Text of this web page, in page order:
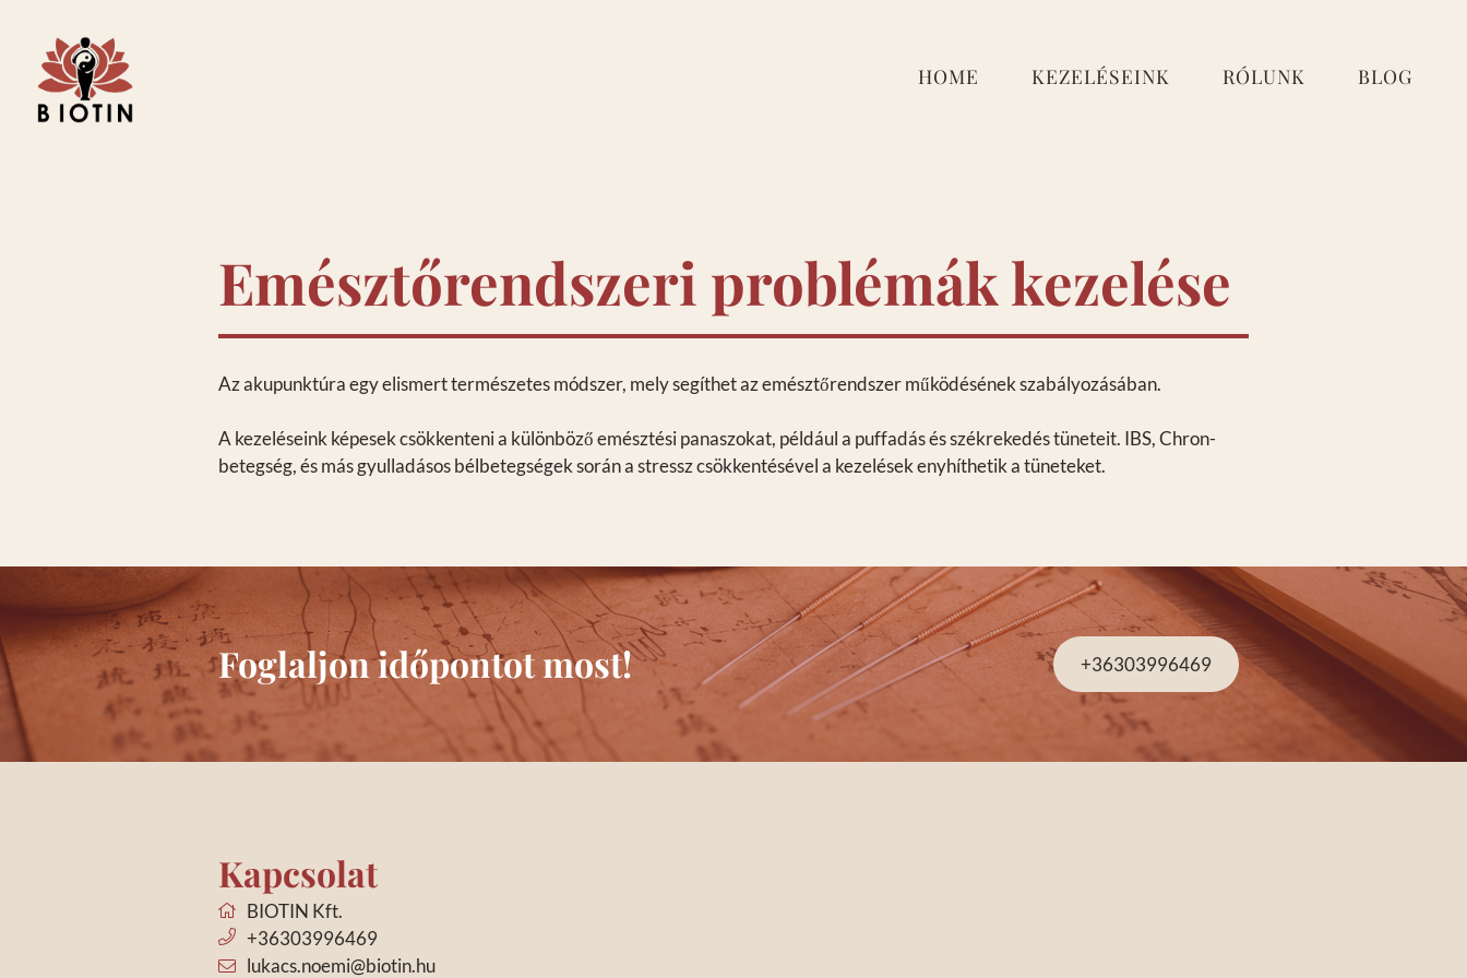
HOME KEZELÉSEINK RÓLUNK BLOG
Emésztőrendszeri problémák kezelése
Az akupunktúra egy elismert természetes módszer, mely segíthet az emésztőrendszer működésének szabályozásában.
A kezeléseink képesek csökkenteni a különböző emésztési panaszokat, például a puffadás és székrekedés tüneteit. IBS, Chron-
betegség, és más gyulladásos bélbetegségek során a stressz csökkentésével a kezelések enyhíthetik a tüneteket.
Foglaljon időpontot most! +36303996469
Kapcsolat
BIOTIN Kft.
+36303996469
lukacs.noemi@biotin.hu